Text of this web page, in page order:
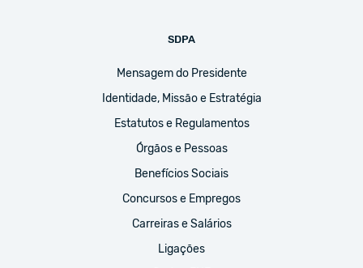
SDPA
Mensagem do Presidente
Identidade, Missão e Estratégia
Estatutos e Regulamentos
Órgãos e Pessoas
Benefícios Sociais
Concursos e Empregos
Carreiras e Salários
Ligações